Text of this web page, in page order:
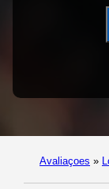
Avaliaçoes »